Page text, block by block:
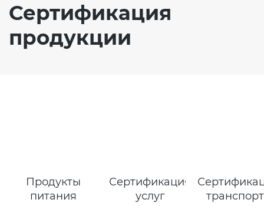
Сертификация
продукции
Продукты
питания
Сертификация
услуг